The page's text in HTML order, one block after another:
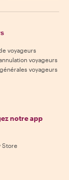
voyageurs
voyageurs
voyageurs
notre app
Store